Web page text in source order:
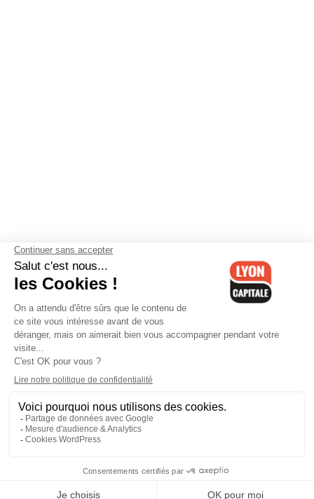
Contactez-nous-Mentions légales-CGV-Politique de
confidentialité-Gestion des cookies
Cedex 06